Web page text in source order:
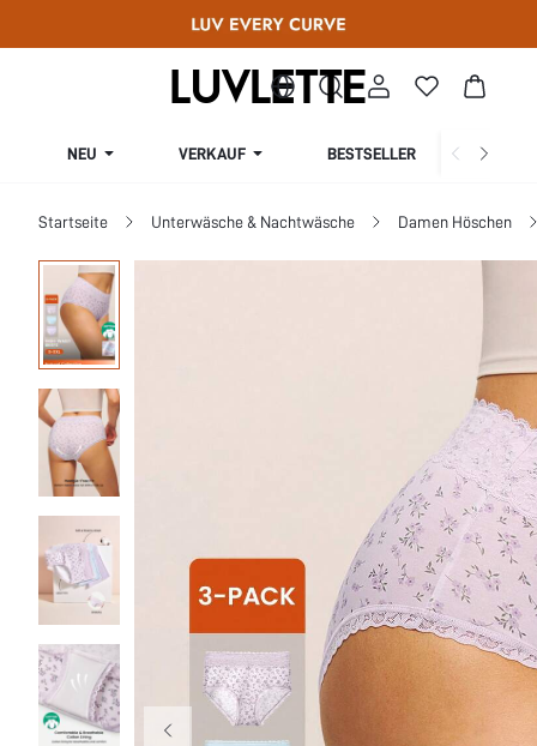
NEU VERKAUF BESTSELLER
Startseite Unterwäsche & Nachtwäsche Damen Höschen